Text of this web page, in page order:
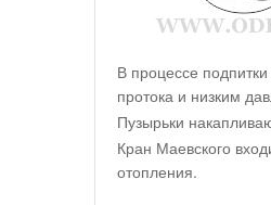
В процессе
протока и низким
Пузырьки
Кран Маевского
отопления.